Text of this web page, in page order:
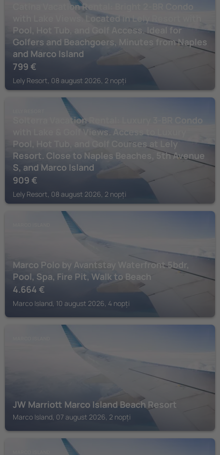
Catina Vacation Rental: Bright 2-BR Condo
with Lake Views. Located in Lely Resort with
Pool, Hot Tub, and Golf Access. Ideal for
Golfers and Beachgoers, Minutes from Naples
and Marco Island
799 €
Lely Resort, 08 august 2026, 2 nopți
Solterra Vacation Rental: Luxury 3-BR Condo
with Lake & Golf Views. Access to Luxury
Pool, Hot Tub, and Golf Courses at Lely
Resort. Close to Naples Beaches, 5th Avenue
S, and Marco Island
909 €
Lely Resort, 08 august 2026, 2 nopți
Marco Polo by Avantstay Waterfront 5bdr,
Pool, Spa, Fire Pit, Walk to Beach
4.664 €
Marco Island, 10 august 2026, 4 nopți
JW Marriott Marco Island Beach Resort
Marco Island, 07 august 2026, 2 nopți